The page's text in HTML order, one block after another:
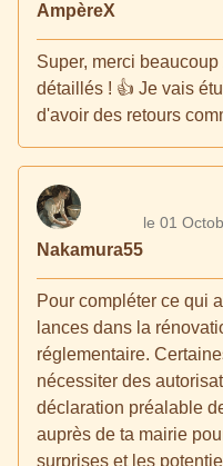
AmpèreX
Super, merci
détaillés ! 👍 Je vais
d'avoir des retours
Nakamura55
le 01
Pour compléter ce qui
lances dans la
réglementaire.
nécessiter des
déclaration préalable
auprès de ta mairie
surprises et les